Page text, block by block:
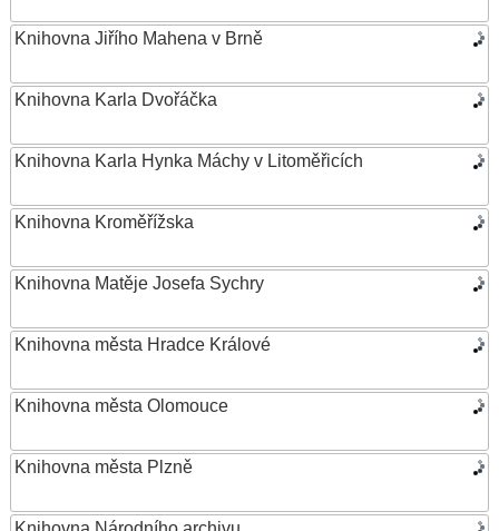
Knihovna Jiřího Mahena v Brně
Knihovna Karla Dvořáčka
Knihovna Karla Hynka Máchy v Litoměřicích
Knihovna Kroměřížska
Knihovna Matěje Josefa Sychry
Knihovna města Hradce Králové
Knihovna města Olomouce
Knihovna města Plzně